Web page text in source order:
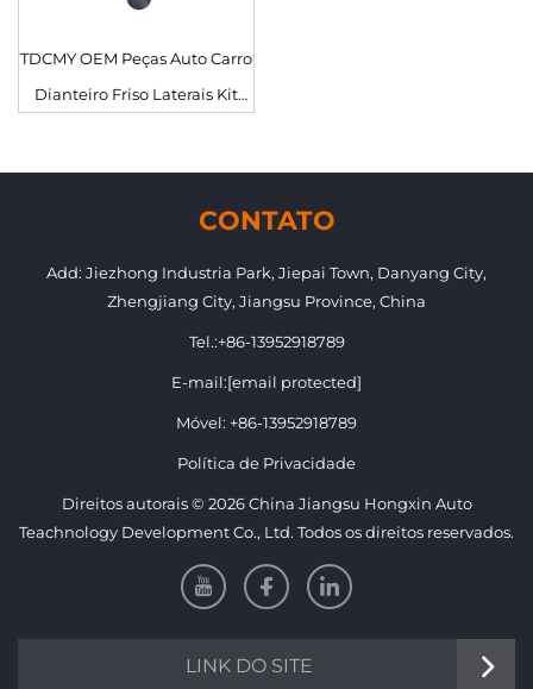
TDCMY OEM Peças Auto Carro
Dianteiro Friso Laterais Kit
CONTATO
Add: Jiezhong Industria Park, Jiepai Town, Danyang City,
Zhengjiang City, Jiangsu Province, China
Tel.:+86-13952918789
E-mail:[email protected]
Móvel: +86-13952918789
Política de Privacidade
Direitos autorais © 2026 China Jiangsu Hongxin Auto
Teachnology Development Co., Ltd. Todos os direitos reservados.
LINK DO SITE